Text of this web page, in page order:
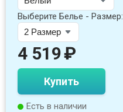
Выберите Белье - Размер:
4 519₽
Купить
Есть в наличии